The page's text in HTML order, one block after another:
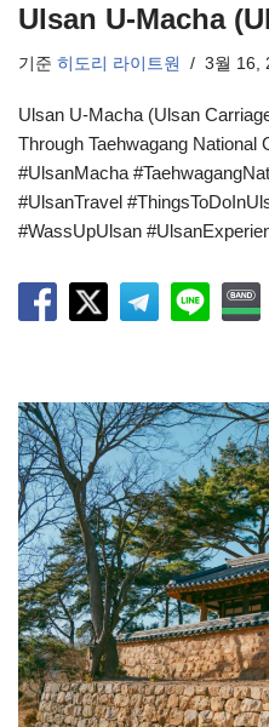
Ulsan U-Macha
기준 히도리 라이트원 3월 16,
Ulsan U-Macha (Ulsan
Through Taehwagang National
#UlsanMacha
#UlsanTravel
#WassUpUlsan